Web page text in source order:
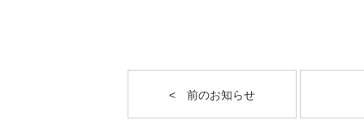
< 前のお知らせ